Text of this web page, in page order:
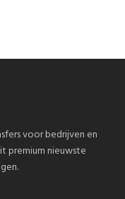
voor bedrijven en
premium nieuwste